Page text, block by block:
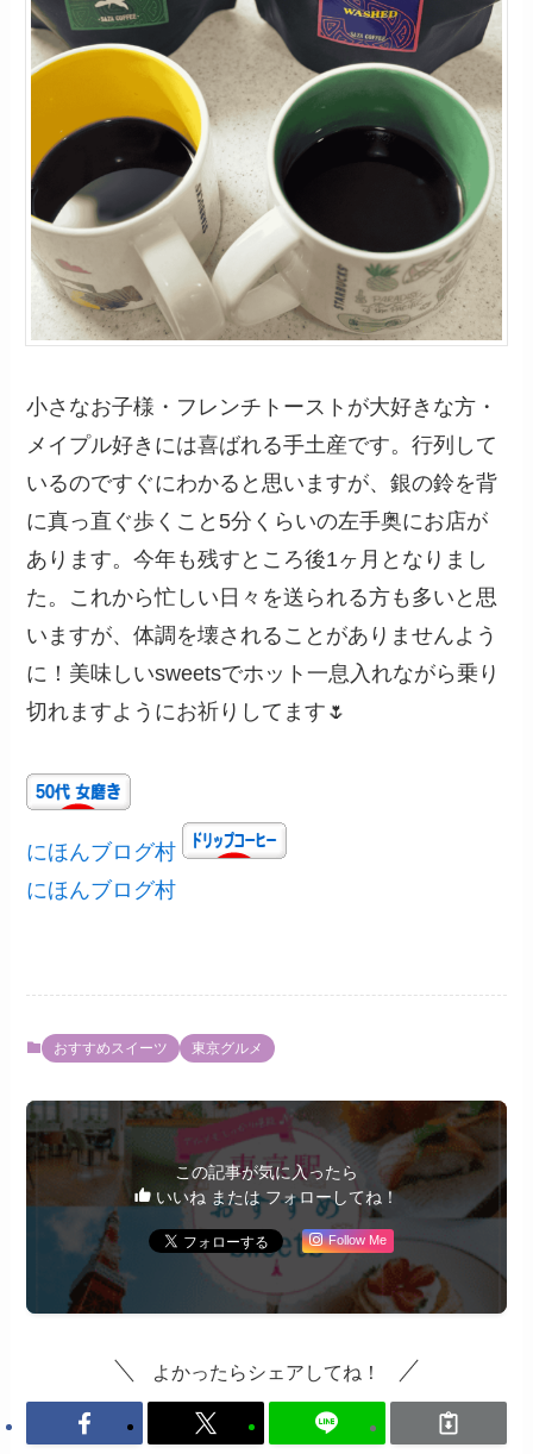
小さなお子様・フレンチトーストが大好きな方・
メイプル好きには喜ばれる手土産です。行列して
いるのですぐにわかると思いますが、銀の鈴を背
に真っ直ぐ歩くこと5分くらいの左手奥にお店が
あります。今年も残すところ後1ヶ月となりまし
た。これから忙しい日々を送られる方も多いと思
いますが、体調を壊されることがありませんよう
に！美味しいsweetsでホット一息入れながら乗り
切れますようにお祈りしてます🌷
にほんブログ村
にほんブログ村
おすすめスイーツ 東京グルメ
この記事が気に入ったら
いいね または フォローしてね！
Follow Me
よかったらシェアしてね！